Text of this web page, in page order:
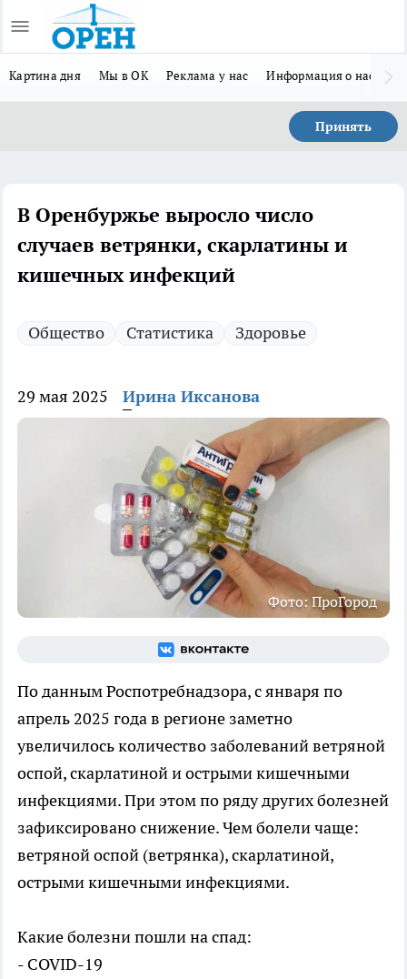
Картина дня Мы в ОК Реклама у нас Информация о нас
Принять
В Оренбуржье выросло число
случаев ветрянки, скарлатины и
кишечных инфекций
Общество Статистика Здоровье
29 мая 2025 Ирина Иксанова
Фото: ПроГород
По данным Роспотребнадзора, с января по
апрель 2025 года в регионе заметно
увеличилось количество заболеваний ветряной
оспой, скарлатиной и острыми кишечными
инфекциями. При этом по ряду других болезней
зафиксировано снижение. Чем болели чаще:
ветряной оспой (ветрянка), скарлатиной,
острыми кишечными инфекциями.
Какие болезни пошли на спад:
- COVID-19